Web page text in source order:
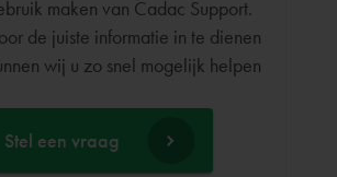
maken van Cadac Support.
de juiste informatie in te dienen
Stel een vraag